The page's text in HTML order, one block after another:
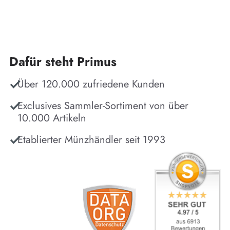
Dafür steht Primus
Über 120.000 zufriedene Kunden
Exclusives Sammler-Sortiment von über
10.000 Artikeln
Etablierter Münzhändler seit 1993